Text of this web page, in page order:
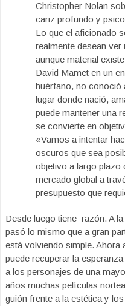
Christopher Nolan
cariz profundo y
Lo que el aficionado
realmente desean
aunque material
David Mamet en un
huérfano, no conoció
lugar donde nació,
puede mantener una
se convierte en
«Vamos a intentar
oscuros que sea
objetivo a largo plazo
mercado global a
presupuesto que
Desde luego tiene razón. A
pasó lo mismo que a gran
está volviendo simple. Ahora
puede recuperar la
a los personajes de una
años muchas películas
guión frente a la estética y